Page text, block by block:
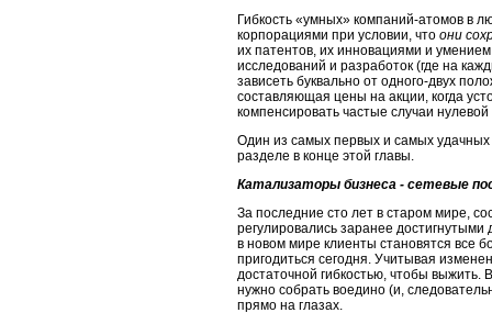
Гибкость «умных» компаний-атомов в
корпорациями при условии, что они
их патентов, их инновациями и
иссле­дований и разработок (где на
зависеть буквально от одного-двух
составляющая цены на акции, когда
компенсировать частые случаи
Один из самых первых и самых
разделе в конце этой главы.
Катализаторы бизнеса - сетевые
За последние сто лет в старом мире,
регулировались заранее
в новом мире клиенты становятся все
пригодиться сегодня. Учитывая
достаточной гибкостью, чтобы
нужно со­брать воедино (и,
прямо на глазах.